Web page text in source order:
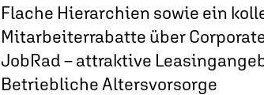
Flache Hierarchien sowie ein
Mitarbeiterrabatte über
JobRad – attraktive
Betriebliche Altersvorsorge